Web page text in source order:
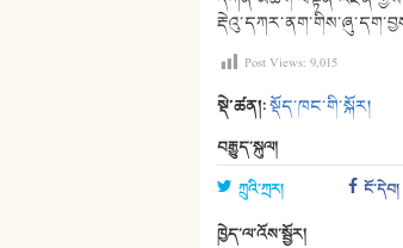
Post Views: 9,015
སྡེ་ཚན།:སྡོད་ཁང་གི་སྐོར།
བརྒྱུད་སྐུལ།
ཀྲུའི་ཀྲར། ངོ་དེབ།
ཁྱེད་ལ་འོས་སྦྱོར།